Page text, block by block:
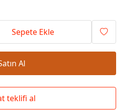
Sepete Ekle
Al
teklifi al